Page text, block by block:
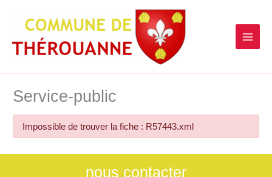
contenu
Service-public
Impossible de trouver la fiche : R57443.xml
nous contacter